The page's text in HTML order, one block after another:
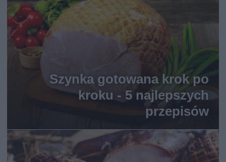
Szynka gotowana krok po
kroku - 5 najlepszych
przepisów